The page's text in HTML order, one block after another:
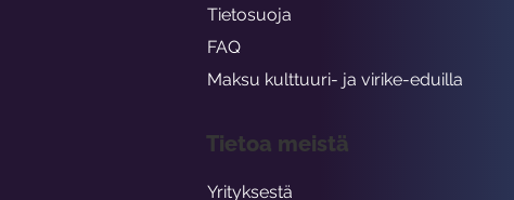
Tietosuoja
FAQ
Maksu kulttuuri- ja virike-eduilla
Tietoa meistä
Yrityksestä